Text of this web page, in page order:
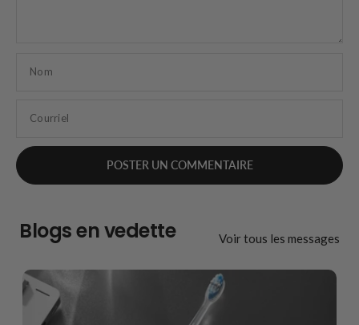
Nom
Courriel
Blogs en vedette Voir tous les messages